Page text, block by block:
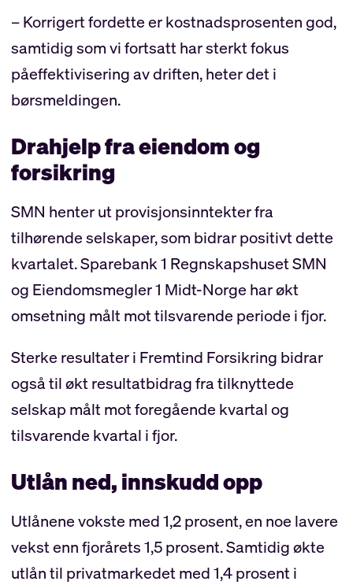
– Korrigert fordette er kostnadsprosenten god,
samtidig som vi fortsatt har sterkt fokus
påeffektivisering av driften, heter det i
børsmeldingen.
Drahjelp fra eiendom og
forsikring
SMN henter ut provisjonsinntekter fra
tilhørende selskaper, som bidrar positivt dette
kvartalet. Sparebank 1 Regnskapshuset SMN
og Eiendomsmegler 1 Midt-Norge har økt
omsetning målt mot tilsvarende periode i fjor.
Sterke resultater i Fremtind Forsikring bidrar
også til økt resultatbidrag fra tilknyttede
selskap målt mot foregående kvartal og
tilsvarende kvartal i fjor.
Utlån ned, innskudd opp
Utlånene vokste med 1,2 prosent, en noe lavere
vekst enn fjorårets 1,5 prosent. Samtidig økte
utlån til privatmarkedet med 1,4 prosent i